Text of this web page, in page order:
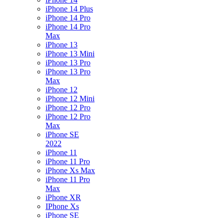
iPhone 14 Plus
iPhone 14 Pro
iPhone 14 Pro
Max
iPhone 13
iPhone 13 Mini
iPhone 13 Pro
iPhone 13 Pro
Max
iPhone 12
iPhone 12 Mini
iPhone 12 Pro
iPhone 12 Pro
Max
iPhone SE
2022
iPhone 11
iPhone 11 Pro
iPhone Xs Max
iPhone 11 Pro
Max
iPhone XR
IPhone Xs
iPhone SE